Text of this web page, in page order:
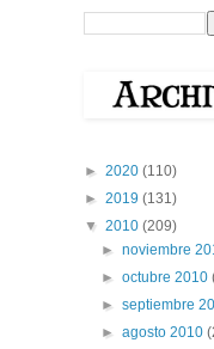
► 2020 (110)
► 2019 (131)
▼ 2010 (209)
►noviembre
►octubre 2010
►septiembre
►agosto 2010